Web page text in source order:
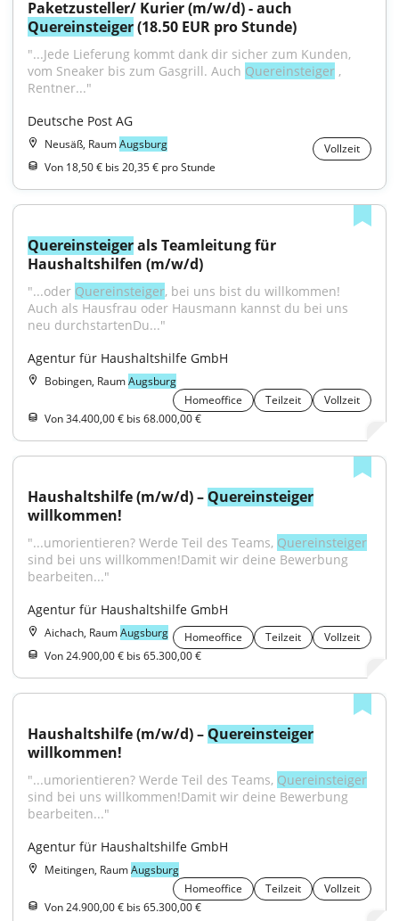
Quereinsteiger (18.50 EUR pro Stunde)
"...Jede Lieferung kommt dank dir sicher zum Kunden,
vom Sneaker bis zum Gasgrill. Auch Quereinsteiger ,
Rentner..."
Deutsche Post AG
Neusäß, RaumAugsburg
Vollzeit
Von 18,50 € bis 20,35 € pro Stunde
Quereinsteiger als Teamleitung für
Haushaltshilfen (m/w/d)
"...oder Quereinsteiger, bei uns bist du willkommen!
Auch als Hausfrau oder Hausmann kannst du bei uns
neu durchstartenDu..."
Agentur für Haushaltshilfe GmbH
Bobingen, RaumAugsburg
Homeoffice
Teilzeit
Vollzeit
Von 34.400,00 € bis 68.000,00 €
Haushaltshilfe (m/w/d) – Quereinsteiger
willkommen!
"...umorientieren? Werde Teil des Teams, Quereinsteiger
sind bei uns willkommen!Damit wir deine Bewerbung
bearbeiten..."
Agentur für Haushaltshilfe GmbH
Aichach, RaumAugsburg Homeoffice Teilzeit
Vollzeit
Von 24.900,00 € bis 65.300,00 €
Haushaltshilfe (m/w/d) – Quereinsteiger
willkommen!
"...umorientieren? Werde Teil des Teams, Quereinsteiger
sind bei uns willkommen!Damit wir deine Bewerbung
bearbeiten..."
Agentur für Haushaltshilfe GmbH
Meitingen, RaumAugsburg
Homeoffice
Teilzeit
Vollzeit
Von 24.900,00 € bis 65.300,00 €